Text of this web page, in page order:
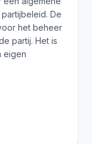
De
het beheer
partij. Het is
eigen